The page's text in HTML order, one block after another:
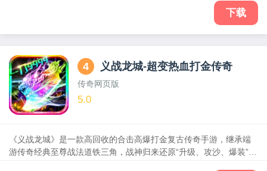
雨腥风已经来袭，身怀秘技的年轻剑客就此踏入大千世界的强者之
路。快意恩仇的庞大仙侠修真江湖，匠心打造的沉浸式地图，凌厉
写意的轻功，挑战数之不尽的山海经奇珍异兽，精彩刺激的和嵩山
下载
4 义战龙城-超变热血打金传奇
传奇网页版
5.0
《义战龙城》是一款高回收的合击高爆打金复古传奇手游，继承端
游传奇经典至尊战法道铁三角，战神归来还原“升级、攻沙、爆装”三